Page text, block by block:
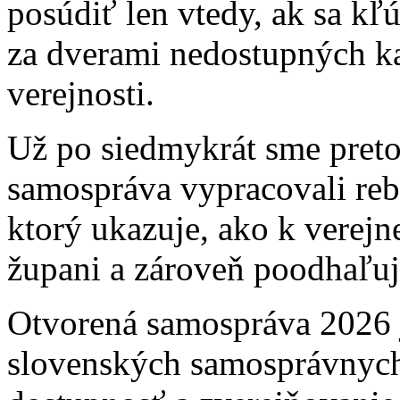
posúdiť len vtedy, ak sa
za dverami nedostupných
verejnosti.
Už po siedmykrát sme
samospráva vypracovali
ktorý ukazuje, ako k
župani a zároveň
Otvorená samospráva
slovenských